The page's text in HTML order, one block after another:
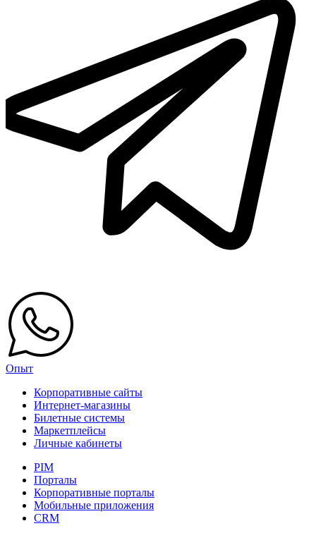
Опыт
Корпоративные сайты
Интернет-магазины
Билетные системы
Маркетплейсы
Личные кабинеты
PIM
Порталы
Корпоративные порталы
Мобильные приложения
CRM